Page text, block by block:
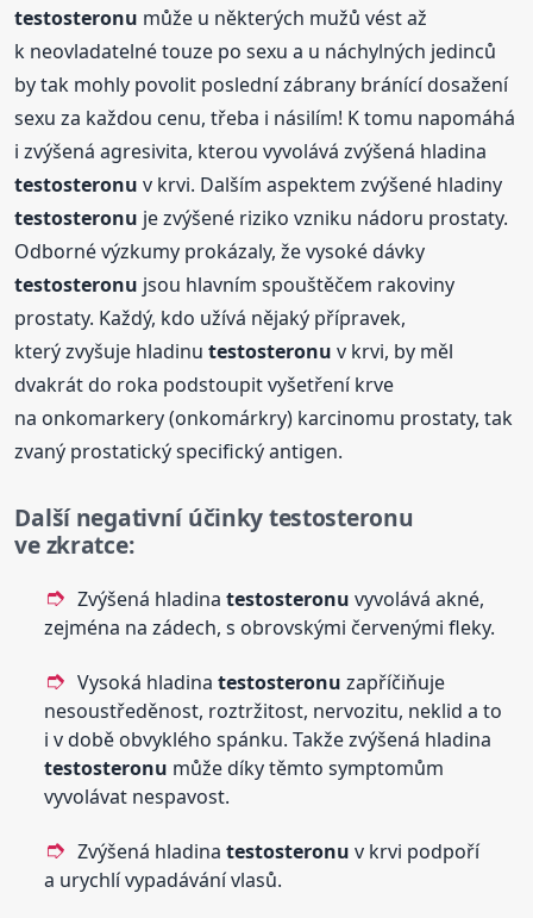
testosteronu může u některých mužů vést až
k neovladatelné touze po sexu a u náchylných jedinců
by tak mohly povolit poslední zábrany bránící dosažení
sexu za každou cenu, třeba i násilím! K tomu napomáhá
i zvýšená agresivita, kterou vyvolává zvýšená hladina
testosteronu v krvi. Dalším aspektem zvýšené hladiny
testosteronu je zvýšené riziko vzniku nádoru prostaty.
Odborné výzkumy prokázaly, že vysoké dávky
testosteronu jsou hlavním spouštěčem rakoviny
prostaty. Každý, kdo užívá nějaký přípravek,
který zvyšuje hladinutestosteronu v krvi, by měl
dvakrát do roka podstoupit vyšetření krve
na onkomarkery (onkomárkry) karcinomu prostaty, tak
zvaný prostatický specifický antigen.
Další negativní účinkytestosteronu
ve zkratce:
Zvýšená hladinatestosteronu vyvolává akné,
zejména na zádech, s obrovskými červenými fleky.
Vysoká hladinatestosteronu zapříčiňuje
nesoustředěnost, roztržitost, nervozitu, neklid a to
i v době obvyklého spánku. Takže zvýšená hladina
testosteronu může díky těmto symptomům
vyvolávat nespavost.
Zvýšená hladinatestosteronu v krvi podpoří
a urychlí vypadávání vlasů.